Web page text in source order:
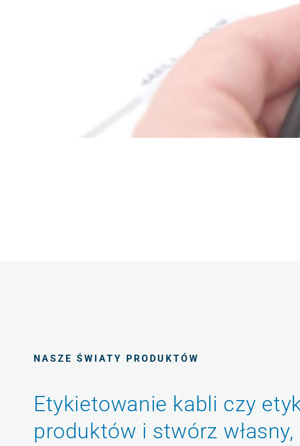
NASZE ŚWIATY PRODUKTÓW
Etykietowanie kabli czy
produktów i stwórz